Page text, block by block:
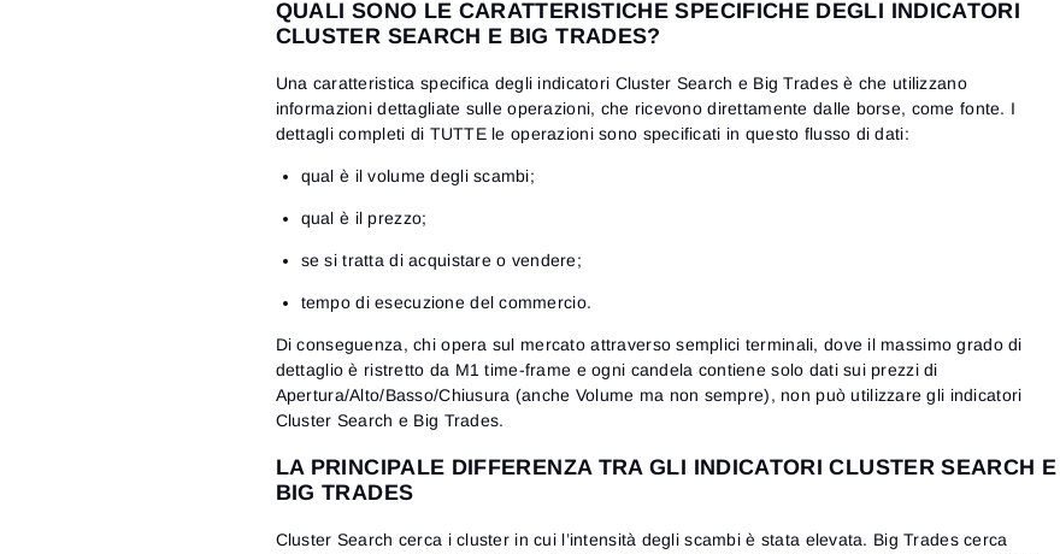
QUALI SONO LE CARATTERISTICHE SPECIFICHE DEGLI INDICATORI
CLUSTER SEARCH E BIG TRADES?
Una caratteristica specifica degli indicatori Cluster Search e Big Trades è che utilizzano
informazioni dettagliate sulle operazioni, che ricevono direttamente dalle borse, come fonte. I
dettagli completi di TUTTE le operazioni sono specificati in questo flusso di dati:
qual è il volume degli scambi;
qual è il prezzo;
se si tratta di acquistare o vendere;
tempo di esecuzione del commercio.
Di conseguenza, chi opera sul mercato attraverso semplici terminali, dove il massimo grado di
dettaglio è ristretto da M1 time-frame e ogni candela contiene solo dati sui prezzi di
Apertura/Alto/Basso/Chiusura (anche Volume ma non sempre), non può utilizzare gli indicatori
Cluster Search e Big Trades.
LA PRINCIPALE DIFFERENZA TRA GLI INDICATORI CLUSTER SEARCH E
BIG TRADES
Cluster Search cerca i cluster in cui l’intensità degli scambi è stata elevata. Big Trades cerca